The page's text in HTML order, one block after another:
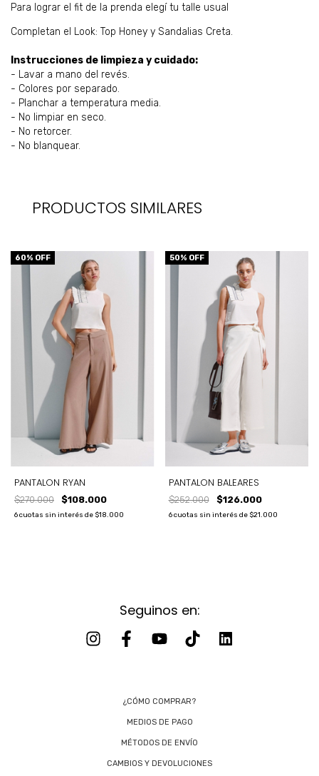
Para lograr el fit de la prenda elegí tu talle usual
Completan el Look: Top Honey y Sandalias Creta.
Instrucciones de limpieza y cuidado:
- Lavar a mano del revés.
- Colores por separado.
- Planchar a temperatura media.
- No limpiar en seco.
- No retorcer.
- No blanquear.
PRODUCTOS SIMILARES
60% OFF
PANTALON RYAN
$270.000 $108.000
6cuotas sin interés de $18.000
50% OFF
PANTALON BALEARES
$252.000 $126.000
6 cuotas sin interés de $21.000
Seguinos en:
¿CÓMO COMPRAR?
MEDIOS DE PAGO
MÉTODOS DE ENVÍO
CAMBIOS Y DEVOLUCIONES